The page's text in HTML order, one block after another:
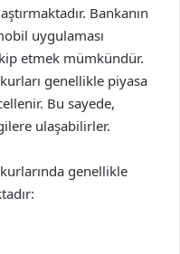
Bankanın
uygulaması
etmek mümkündür.
genellikle piyasa
Bu sayede,
ulaşabilirler.
genellikle